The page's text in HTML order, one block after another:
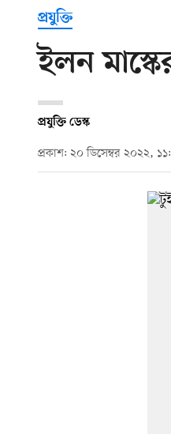
প্রযুক্তি
ইলন
প্রযুক্তি ডেস্ক
প্রকাশ: ২০ ডিসেম্বর ২০২২,